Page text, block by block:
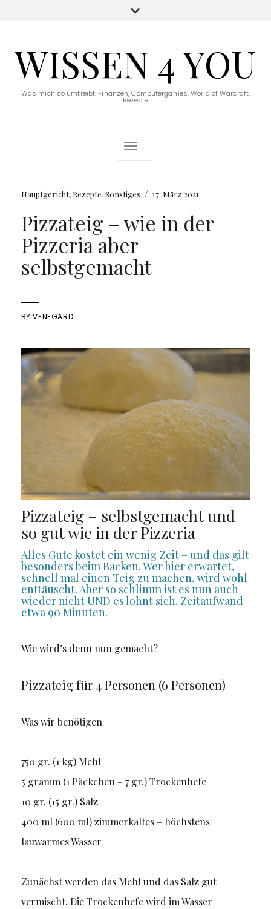
WISSEN 4 YOU
Was mich so umtreibt: Finanzen, Computergames, World of Warcraft,
Rezepte
Toggle Navigation
Hauptgericht, Rezepte,Sonstiges / 17. März 2021
Pizzateig – wie in der
Pizzeria aber
selbstgemacht
BYVENEGARD
Pizzateig – selbstgemacht und
so gut wie in der Pizzeria
Alles Gute kostet ein wenig Zeit – und das gilt
besonders beim Backen. Wer hier erwartet,
schnell mal einen Teig zu machen, wird wohl
enttäuscht. Aber so schlimm ist es nun auch
wieder nicht UND es lohnt sich. Zeitaufwand
etwa 90 Minuten.
Wie wird’s denn nun gemacht?
Pizzateig für 4 Personen (6 Personen)
Was wir benötigen
750 gr. (1 kg) Mehl
5 gramm (1 Päckchen – 7 gr.) Trockenhefe
10 gr. (15 gr.) Salz
400 ml (600 ml) zimmerkaltes – höchstens
lauwarmes Wasser
Zunächst werden das Mehl und das Salz gut
vermischt. Die Trockenhefe wird im Wasser